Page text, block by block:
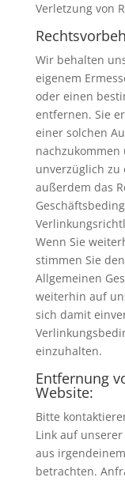
Verletzung von
Wir behalten
eigenem
oder einen
entfernen. Sie
einer solchen
nachzukommen
unverzüglich
außerdem das
Wenn Sie
stimmen Sie
Allgemeinen
weiterhin auf
sich damit
einzuhalten.
Entfernung
Website:
Bitte
Link auf
aus
betrachten.